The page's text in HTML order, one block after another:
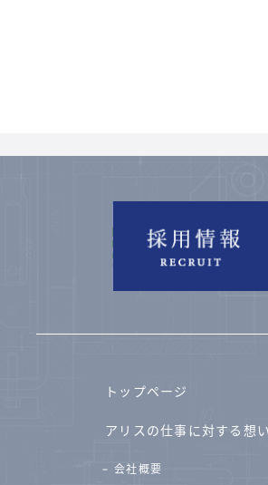
トップページ
アリスの仕事に対する想い
会社概要